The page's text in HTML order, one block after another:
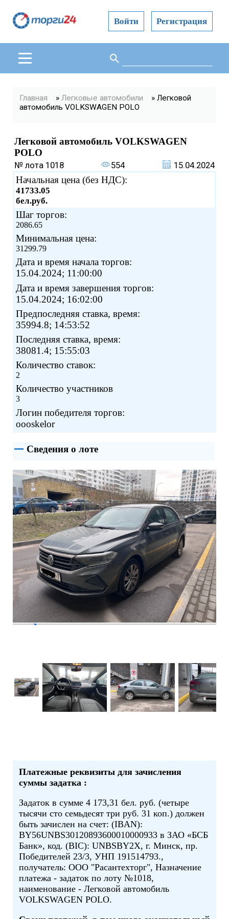
Войти Регистрация
Форма поиска
Вы здесь
Главная » Легковые автомобили
» Легковой
автомобиль VOLKSWAGEN POLO
Легковой автомобиль VOLKSWAGEN
POLO
№ лота 1018 554 15.04.2024
Сведения о лоте
Начальная цена (без НДС):
41733.05
бел.руб.
Шаг торгов:
2086.65
Минимальная цена:
31299.79
Дата и время начала торгов:
15.04.2024; 11:00:00
Дата и время завершения торгов:
15.04.2024; 16:02:00
Предпоследняя ставка, время:
35994.8; 14:53:52
Последняя ставка, время:
38081.4; 15:55:03
Количество ставок:
2
Количество участников
3
Логин победителя торгов:
oooskelor
Платежные реквизиты для зачисления
суммы задатка :
Задаток в сумме 4 173,31 бел. руб. (четыре
тысячи сто семьдесят три руб. 31 коп.) должен
быть зачислен на счет: (IBAN):
BY56UNBS30120893600010000933 в ЗАО «БСБ
Банк», код. (BIC): UNBSBY2X, г. Минск, пр.
Победителей 23/3, УНП 191514793.,
получатель: ООО "Расантехторг", Назначение
платежа - задаток по лоту №1018,
наименование - Легковой автомобиль
VOLKSWAGEN POLO.